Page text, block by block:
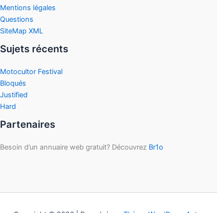
Mentions légales
Questions
SiteMap XML
Sujets récents
Motocultor Festival
Bloqués
Justified
Hard
Partenaires
Besoin d’un annuaire web gratuit? Découvrez Br1o